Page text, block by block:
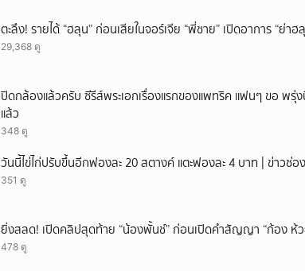
ตะลึง! รายได้ “ฮลุน” ก่อนเสียในจอร์เจีย “พี่ชาย” เปิดอาการ “ย่
29,368 ดู
ปิดกล้องแล้วครับ ซีรีส์พระเอกเรื่องแรกของแพทริค แฟนๆ ขอ พรุ่ง
แล้ว
348 ดู
วันนี้ไข่ไก่ปรับขึ้นอีกฟองละ 20 สตางค์ แตะฟองละ 4 บาท | ข่าวช่อ
351 ดู
ยิ่งสลด! เปิดคลิปสุดท้าย “น้องพั้นช์” ก่อนเปิดคำสัญญา “ก้อง ห้ว
478 ดู